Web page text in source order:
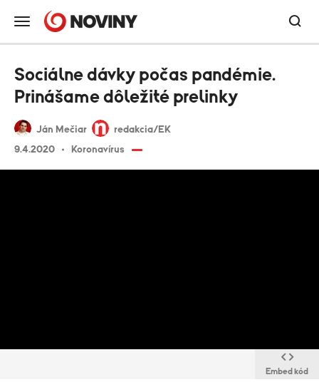
Ján Mečiar
redakcia/EK
9.4.2020
Koronavírus
Sociálne dávky počas pandémie.
Prinášame dôležité prelinky
Embed kód